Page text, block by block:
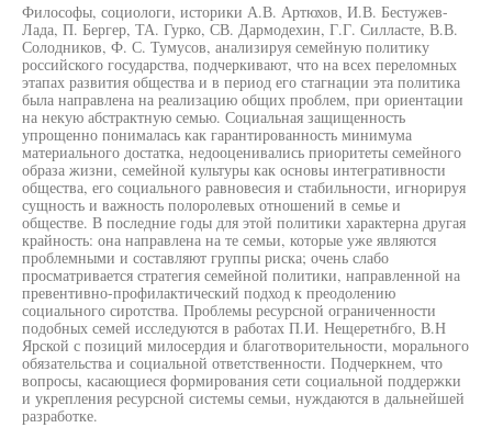
Философы, социологи, историки А.В. Артюхов, И.В. Бестужев-
Лада, П. Бергер, ТА. Гурко, СВ. Дармодехин, Г.Г. Силласте, В.В.
Солодников, Ф. С. Тумусов, анализируя семейную политику
российского государства, подчеркивают, что на всех переломных
этапах развития общества и в период его стагнации эта политика
была направлена на реализацию общих проблем, при ориентации
на некую абстрактную семью. Социальная защищенность
упрощенно понималась как гарантированность минимума
материального достатка, недооценивались приоритеты семейного
образа жизни, семейной культуры как основы интегративности
общества, его социального равновесия и стабильности, игнорируя
сущность и важность полоролевых отношений в семье и
обществе. В последние годы для этой политики характерна другая
крайность: она направлена на те семьи, которые уже являются
проблемными и составляют группы риска; очень слабо
просматривается стратегия семейной политики, направленной на
превентивно-профилактический подход к преодолению
социального сиротства. Проблемы ресурсной ограниченности
подобных семей исследуются в работах П.И. Нещеретнбго, В.Н
Ярской с позиций милосердия и благотворительности, морального
обязательства и социальной ответственности. Подчеркнем, что
вопросы, касающиеся формирования сети социальной поддержки
и укрепления ресурсной системы семьи, нуждаются в дальнейшей
разработке.